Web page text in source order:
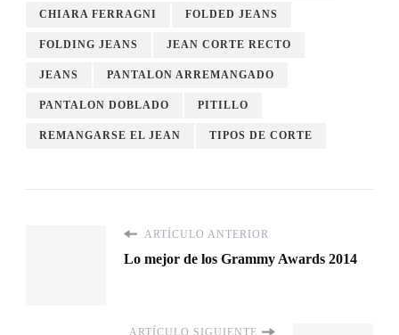
en
una
nueva)
en
una
nueva)
CHIARA FERRAGNI FOLDED JEANS
FOLDING JEANS JEAN CORTE RECTO
JEANS PANTALON ARREMANGADO
PANTALON DOBLADO PITILLO
REMANGARSE EL JEAN TIPOS DE CORTE
ARTÍCULO ANTERIOR
Lo mejor de los Grammy Awards 2014
ARTÍCULO SIGUIENTE